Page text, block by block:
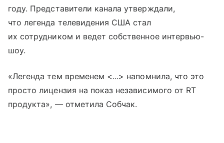
году. Представители канала утверждали,
что легенда телевидения США стал
их сотрудником и ведет собственное интервью-
шоу.
«Легенда тем временем <...> напомнила, что это
просто лицензия на показ независимого от RT
продукта», — отметила Собчак.